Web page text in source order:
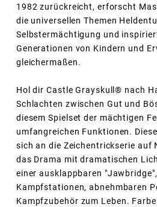
1982 zurückreicht, erforscht
die universellen Themen
Selbstermächtigung und
Generationen von Kindern und
gleichermaßen.
Hol dir Castle Grayskull® nach
Schlachten zwischen Gut und
diesem Spielset der mächtigen
umfangreichen Funktionen.
sich an die Zeichentrickserie auf
das Drama mit dramatischen
einer ausklappbaren
Kampfstationen, abnehmbaren
Kampfzubehör zum Leben.